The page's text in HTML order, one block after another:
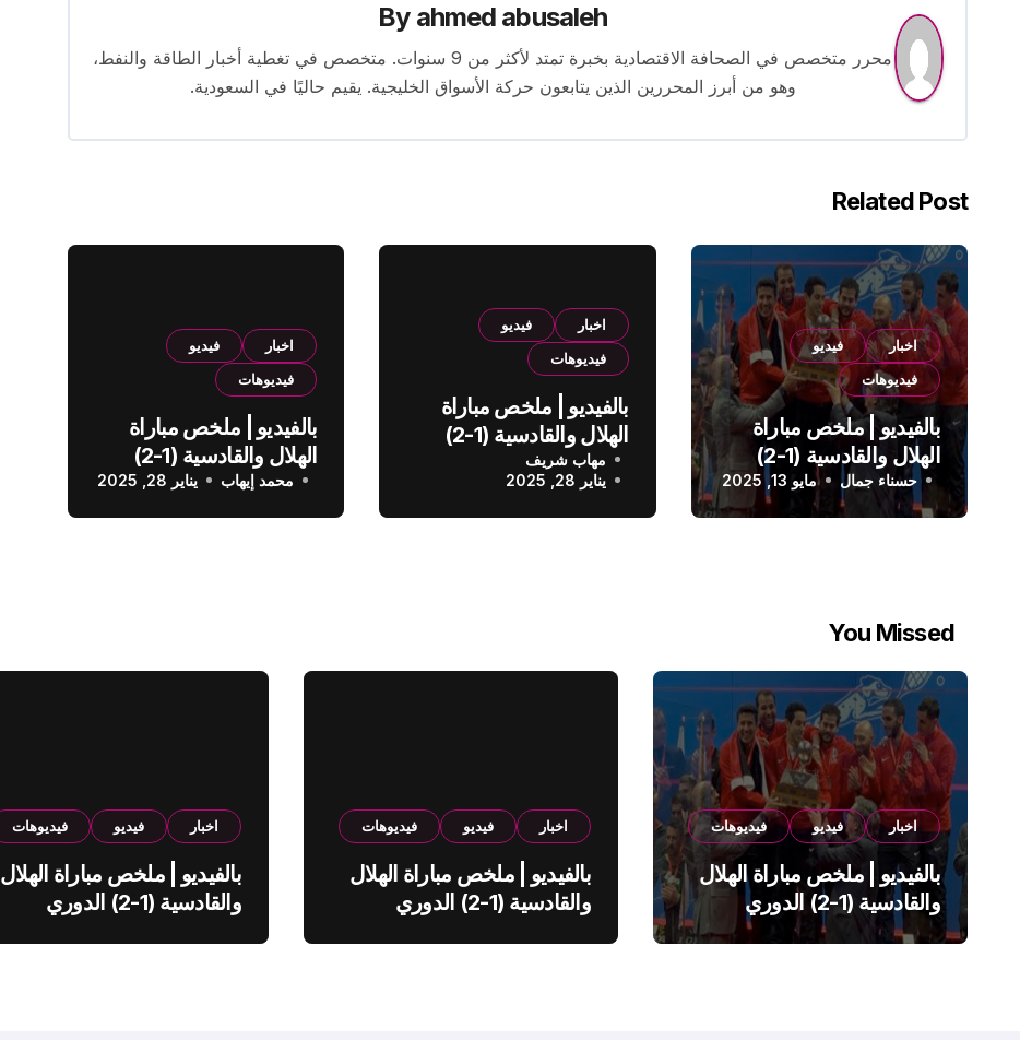
By ahmed abusaleh
محرر متخصص في الصحافة الاقتصادية بخبرة تمتد لأكثر من 9 سنوات. متخصص في تغطية أخبار الطاقة والنفط،
وهو من أبرز المحررين الذين يتابعون حركة الأسواق الخليجية. يقيم حاليًا في السعودية.
Related Post
اخبار
فيديو
فيديوهات
بالفيديو | ملخص مباراة
الهلال والقادسية (1-2)
الدوري السعودي
حسناء جمال مايو 13, 2025
اخبار
فيديو
فيديوهات
بالفيديو | ملخص مباراة
الهلال والقادسية (1-2)
الدوري السعودي
مهاب شريف
يناير 28, 2025
اخبار
فيديو
فيديوهات
بالفيديو | ملخص مباراة
الهلال والقادسية (1-2)
الدوري السعودي
محمد إيهاب يناير 28, 2025
You Missed
اخبار فيديو فيديوهات
بالفيديو | ملخص مباراة الهلال
والقادسية (1-2) الدوري
السعودي
اخبار فيديو فيديوهات
بالفيديو | ملخص مباراة الهلال
والقادسية (1-2) الدوري
اخبار فيديو فيديوهات
بالفيديو | ملخص مباراة الهلال
والقادسية (1-2) الدوري